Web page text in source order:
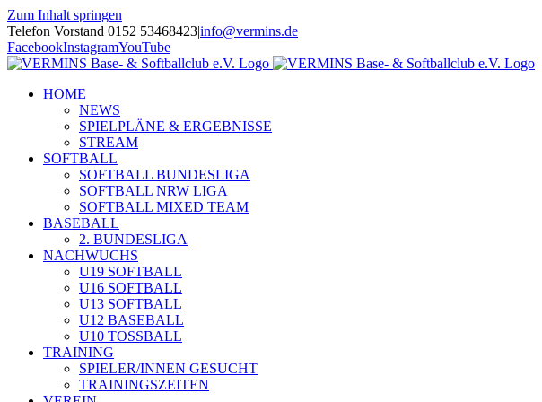
Zum Inhalt springen
Telefon Vorstand 0152 53468423|info@vermins.de
FacebookInstagramYouTube
HOME
NEWS
SPIELPLÄNE & ERGEBNISSE
STREAM
SOFTBALL
SOFTBALL BUNDESLIGA
SOFTBALL NRW LIGA
SOFTBALL MIXED TEAM
BASEBALL
2. BUNDESLIGA
NACHWUCHS
U19 SOFTBALL
U16 SOFTBALL
U13 SOFTBALL
U12 BASEBALL
U10 TOSSBALL
TRAINING
SPIELER/INNEN GESUCHT
TRAININGSZEITEN